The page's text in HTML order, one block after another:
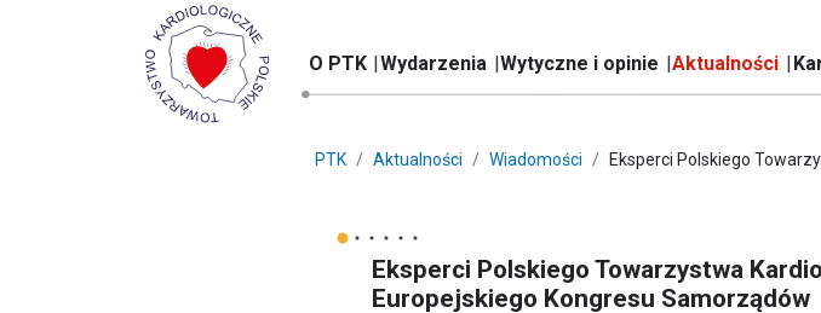
O PTK Wydarzenia Wytyczne i opinie Aktualności
PTK Aktualności Wiadomości Eksperci Polskiego
Eksperci Polskiego Towarzystwa
Europejskiego Kongresu Samorządów